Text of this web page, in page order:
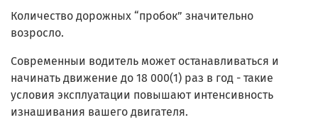
Количество дорожных “пробок” значительно
возросло.
Современныи водитель может останавливаться и
начинать движение до 18 000(1) раз в год - такие
условия эксплуатации повышают интенсивность
изнашивания вашего двигателя.